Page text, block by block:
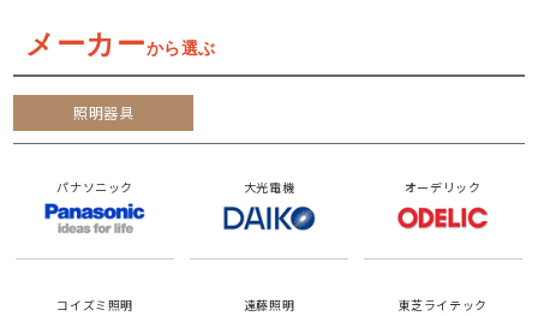
メーカーから選ぶ
照明器具
パナソニック 大光電機 オーデリック
コイズミ照明 遠藤照明 東芝ライテック